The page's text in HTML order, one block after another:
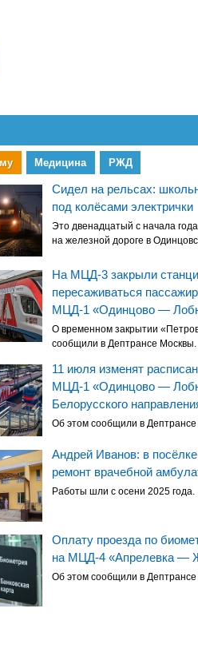
Медицина РЖД
Сидел на рельсах:
под колёсами электрички
Это двенадцатый с начала
на железной дороге в
На МЦД-3 закрыли
пересаживаться
МЦД-1 «Одинцово —
О временном закрытии
сообщили в Дептрансе Москвы.
11 июля изменят
МЦД-1 «Одинцово —
Белорусского
Об этом сообщили в
Андрей Иванов: в
ремонт врачебной
Работы шли с осени 2025 года.
Оплату проезда по
на МЦД-4 «Апрелевка —
Об этом сообщили в Дептрансе